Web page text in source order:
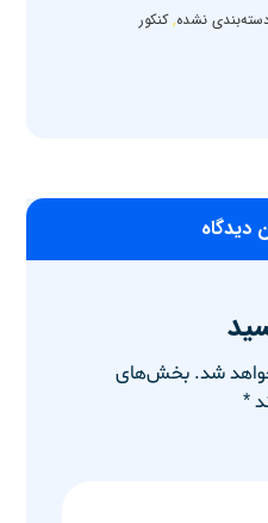
نشده,کنکور
دیدگاه
شد. بخش‌های
*